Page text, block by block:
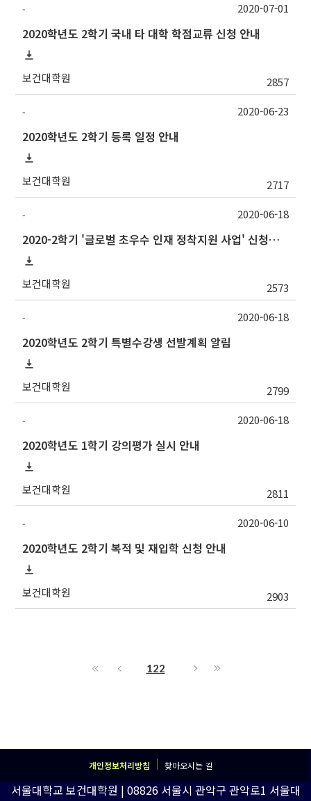
-
2020학년도 2학기 국내 타 대학 학점교류 신청 안내
보건대학원 2857
2020-07-01
-
2020학년도 2학기 등록 일정 안내
보건대학원 2717
2020-06-23
-
2020-2학기 '글로벌 초우수 인재 정착지원 사업' 신청서 접수 안내
보건대학원 2573
2020-06-18
-
2020학년도 2학기 특별수강생 선발계획 알림
보건대학원 2799
2020-06-18
-
2020학년도 1학기 강의평가 실시 안내
보건대학원 2811
2020-06-18
-
2020학년도 2학기 복적 및 재입학 신청 안내
보건대학원 2903
2020-06-10
122
개인정보처리방침 찾아오시는 길
서울대학교 보건대학원 | 08826 서울시 관악구 관악로1 서울대